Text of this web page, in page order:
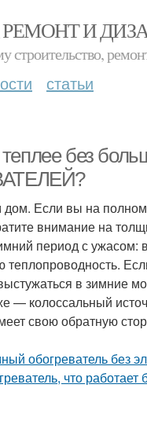
РЕМОНТ И
строительство,
статьи
теплее без
Если вы на
внимание на
период с
выстужаться в
— колоссальный
свою обратную